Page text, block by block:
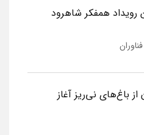
رویداد همفکر شاهرود
باغ‌های نی‌ریز آغاز